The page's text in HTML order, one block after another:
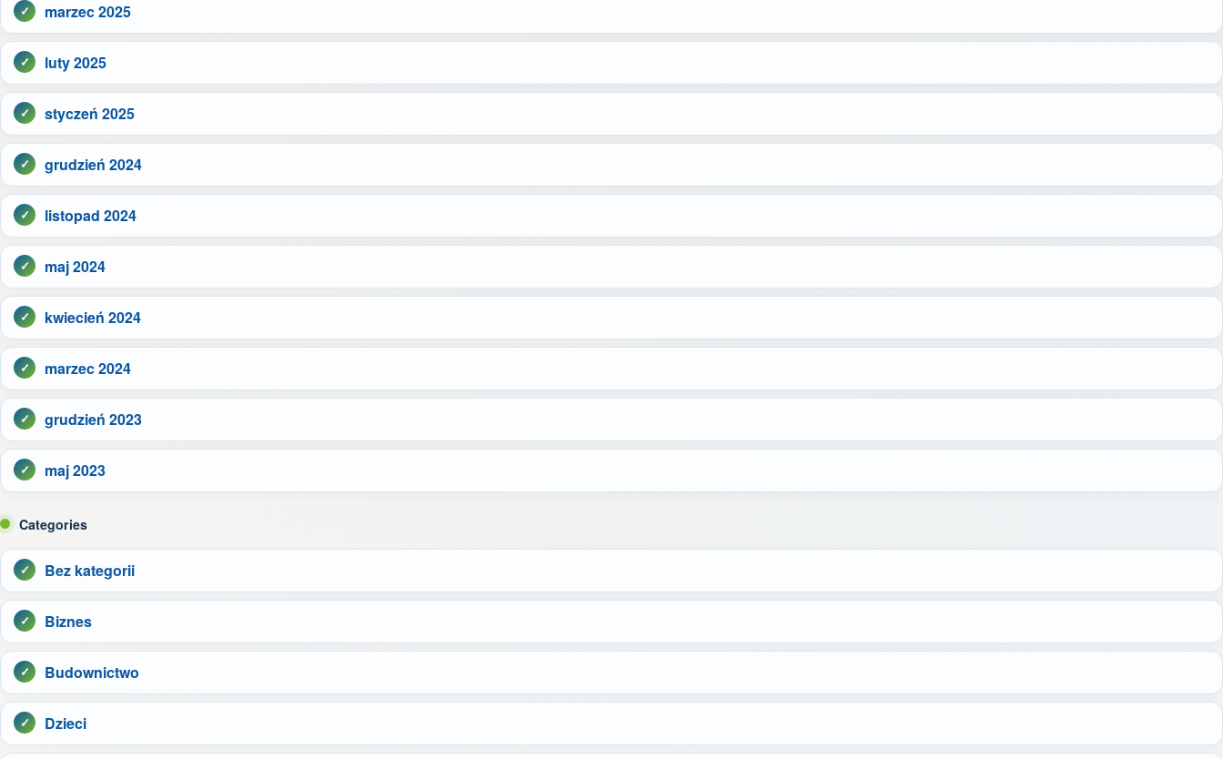
marzec 2025
luty 2025
styczeń 2025
grudzień 2024
listopad 2024
maj 2024
kwiecień 2024
marzec 2024
grudzień 2023
maj 2023
Categories
Bez kategorii
Biznes
Budownictwo
Dzieci